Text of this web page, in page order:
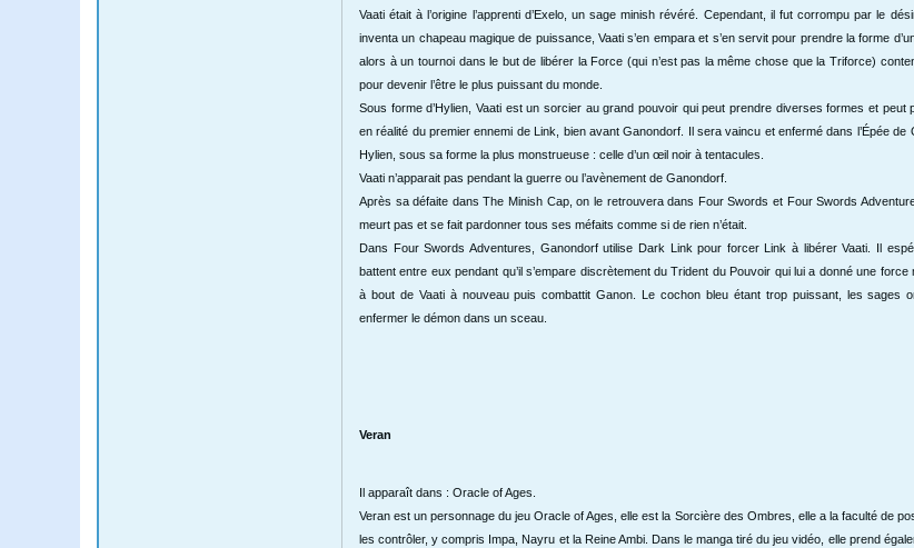
Vaati était à l’origine l’apprenti d’Exelo, un sage minish révéré. Cependant, il fut corrompu par le
inventa un chapeau magique de puissance, Vaati s’en empara et s’en servit pour prendre la forme
alors à un tournoi dans le but de libérer la Force (qui n’est pas la même chose que la Triforce)
pour devenir l’être le plus puissant du monde.
Sous forme d’Hylien, Vaati est un sorcier au grand pouvoir qui peut prendre diverses formes et peut
en réalité du premier ennemi de Link, bien avant Ganondorf. Il sera vaincu et enfermé dans l’Épée de
Hylien, sous sa forme la plus monstrueuse : celle d’un œil noir à tentacules.
Vaati n’apparait pas pendant la guerre ou l’avènement de Ganondorf.
Après sa défaite dans The Minish Cap, on le retrouvera dans Four Swords et Four Swords
meurt pas et se fait pardonner tous ses méfaits comme si de rien n’était.
Dans Four Swords Adventures, Ganondorf utilise Dark Link pour forcer Link à libérer Vaati. Il
battent entre eux pendant qu’il s’empare discrètement du Trident du Pouvoir qui lui a donné une
à bout de Vaati à nouveau puis combattit Ganon. Le cochon bleu étant trop puissant, les sages
enfermer le démon dans un sceau.
Veran
Il apparaît dans : Oracle of Ages.
Veran est un personnage du jeu Oracle of Ages, elle est la Sorcière des Ombres, elle a la faculté de
les contrôler, y compris Impa, Nayru et la Reine Ambi. Dans le manga tiré du jeu vidéo, elle prend